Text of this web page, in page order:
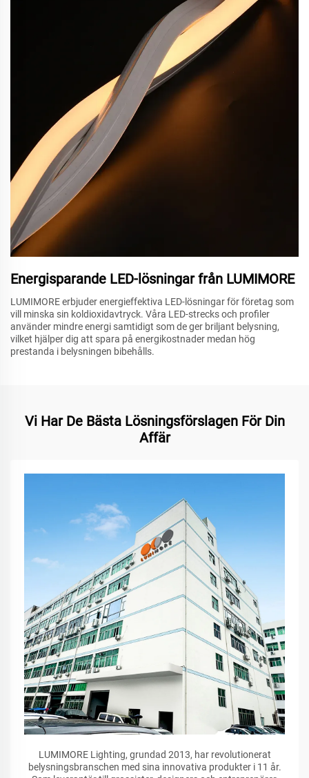
Energisparande LED-lösningar från LUMIMORE
LUMIMORE erbjuder energieffektiva LED-lösningar för företag som
vill minska sin koldioxidavtryck. Våra LED-strecks och profiler
använder mindre energi samtidigt som de ger briljant belysning,
vilket hjälper dig att spara på energikostnader medan hög
prestanda i belysningen bibehålls.
Vi Har De Bästa Lösningsförslagen För Din
Affär
LUMIMORE Lighting, grundad 2013, har revolutionerat
belysningsbranschen med sina innovativa produkter i 11 år.